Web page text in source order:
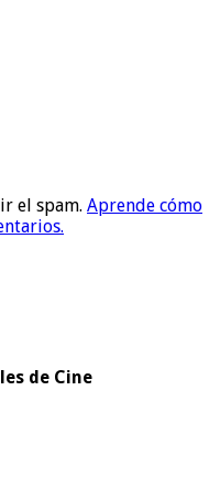
el spam. Aprende cómo
de Cine